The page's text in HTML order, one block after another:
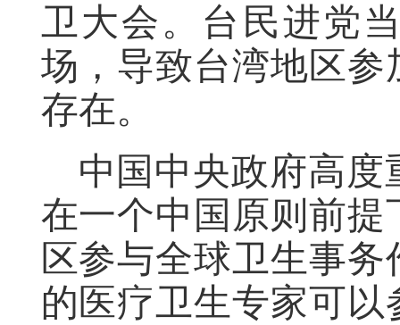
卫大会。台民进党
场，导致台湾地区
存在。
中国中央政府高
在一个中国原则前
区参与全球卫生事
的医疗卫生专家可